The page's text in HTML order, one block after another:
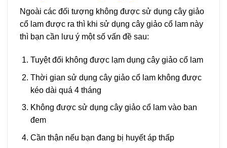
Ngoài các đối tượng không được sử dụng cây giảo
cổ lam được ra thì khi sử dụng cây giảo cổ lam này
thì bạn cần lưu ý một số vấn đề sau:
Tuyệt đối không được lạm dụng cây giảo cổ lam
Thời gian sử dụng cây giảo cổ lam không được
kéo dài quá 4 tháng
Không được sử dụng cây giảo cổ lam vào ban
đem
Cần thận nếu bạn đang bị huyết áp thấp